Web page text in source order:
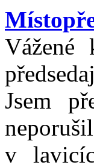
Vážené
Jsem
v